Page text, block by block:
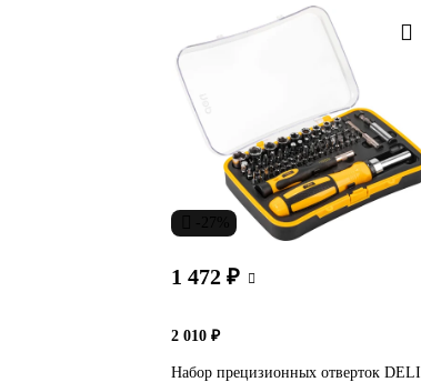
1 472 ₽
2 010 ₽
Набор прецизионных отверток DELI